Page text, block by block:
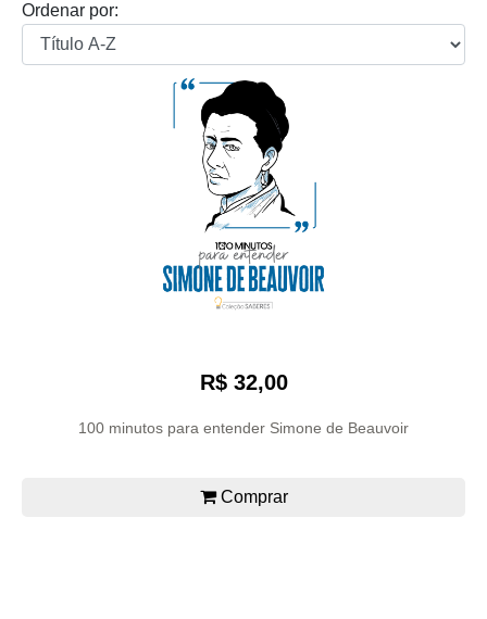
Ordenar por:
R$ 32,00
100 minutos para entender Simone de Beauvoir
Comprar